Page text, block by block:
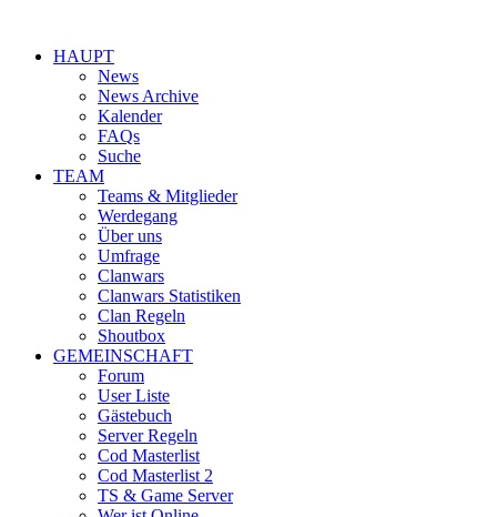
HAUPT
News
News Archive
Kalender
FAQs
Suche
TEAM
Teams & Mitglieder
Werdegang
Über uns
Umfrage
Clanwars
Clanwars Statistiken
Clan Regeln
Shoutbox
GEMEINSCHAFT
Forum
User Liste
Gästebuch
Server Regeln
Cod Masterlist
Cod Masterlist 2
TS & Game Server